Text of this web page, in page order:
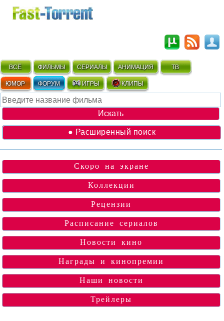
ВСЁ ФИЛЬМЫ СЕРИАЛЫ АНИМАЦИЯ ТВ
ЮМОР ФОРУМ ИГРЫ КЛИПЫ
● Расширенный поиск
Скоро на экране
Коллекции
Рецензии
Расписание сериалов
Новости кино
Награды и кинопремии
Наши новости
Трейлеры